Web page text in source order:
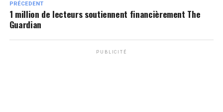
PRÉCEDENT
1 million de lecteurs soutiennent financièrement The
Guardian
PUBLICITÉ